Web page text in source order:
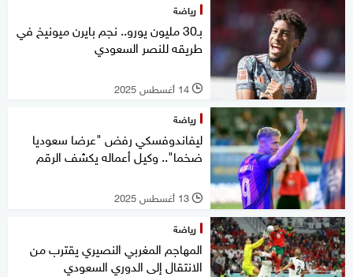
رياضة
بـ30 مليون يورو.. نجم بايرن ميونيخ في
طريقه للنصر السعودي
l 14 أغسطس 2025
رياضة
ليفاندوفسكي رفض "عرضا سعوديا
ضخما".. وكيل أعماله يكشف الرقم
l 13 أغسطس 2025
رياضة
المهاجم المغربي النصيري يقترب من
الانتقال إلى الدوري السعودي